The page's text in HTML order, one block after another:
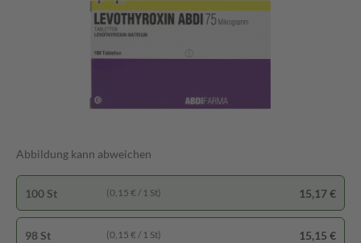
Abbildung kann abweichen
100 St (0,15 € / 1 St) 15,17 €
98 St (0,15 € / 1 St) 15,15 €